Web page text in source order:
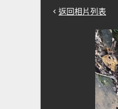
返回相片列表